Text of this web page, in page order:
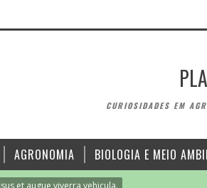
CURIOSIDADES EM
AGRONOMIA BIOLOGIA E MEIO
et augue viverra vehicula.